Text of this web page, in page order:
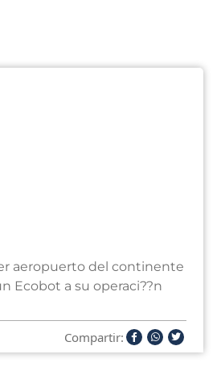
aeropuerto del continente
Ecobot a su operaci??n
Compartir: